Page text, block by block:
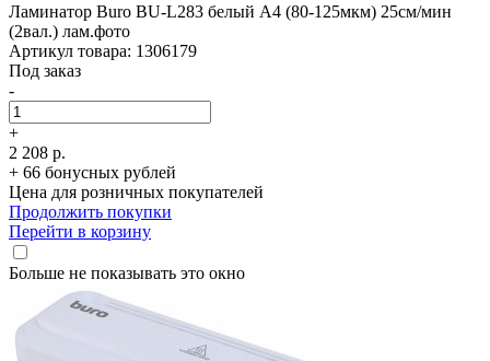
Ламинатор Buro BU-L283 белый A4 (80-125мкм) 25см/­мин
(2вал.) лам.фото
Артикул товара: 1306179
Под заказ
-
+
2 208 р.
+ 66 бонусных рублей
Цена для розничных покупателей
Продолжить покупки
Перейти в корзину
Больше не показывать это окно